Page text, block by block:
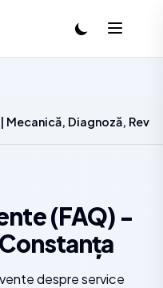
Diagnoză,
(FAQ) -
despre service